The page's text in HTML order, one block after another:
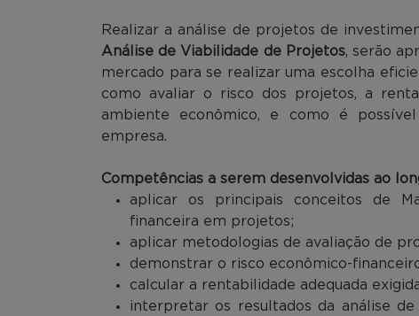
Realizar a análise de projetos de
Análise de Viabilidade de Projetos, serão
mercado para se realizar uma escolha
como avaliar o risco dos projetos, a
ambiente econômico, e como é
empresa.
Competências a serem desenvolvidas ao
aplicar os principais conceitos de
financeira em projetos;
aplicar metodologias de avaliação de
demonstrar o risco econômico-
calcular a rentabilidade adequada
interpretar os resultados da análise